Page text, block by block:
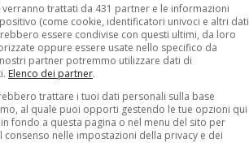
trattati da 431 partner e le informazioni
(come cookie, identificatori univoci e altri dati
essere condivise con questi ultimi, da loro
oppure essere usate nello specifico da
partner potremmo utilizzare dati di
Elenco dei partner.
trattare i tuoi dati personali sulla base
al quale puoi opporti gestendo le tue opzioni qui
fondo a questa pagina o nel menu del sito per
consenso nelle impostazioni della privacy e dei